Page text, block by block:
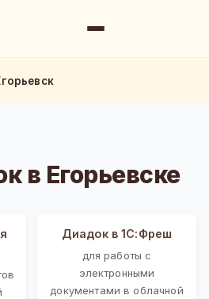
в Егорьевске
Диадок в 1С:Фреш
для работы с
электронными
документами в облачной